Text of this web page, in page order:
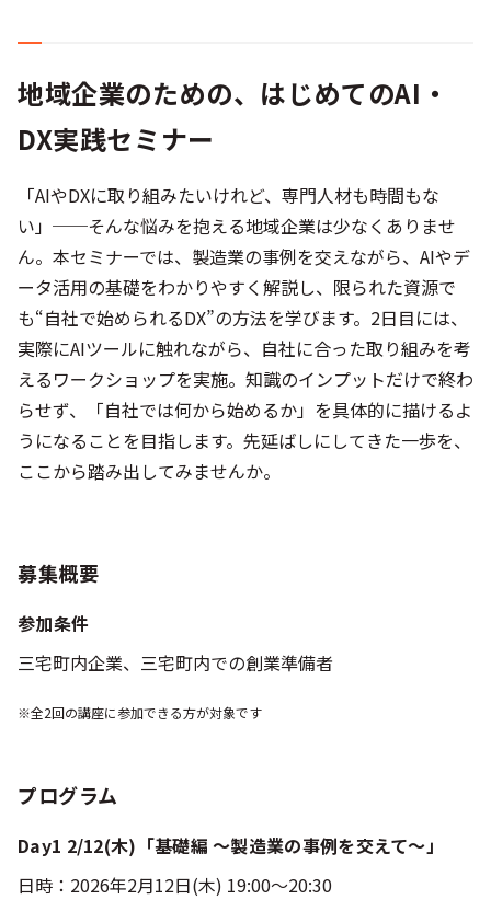
地域企業のための、はじめてのAI・
DX実践セミナー
「AIやDXに取り組みたいけれど、専門人材も時間もな
い」──そんな悩みを抱える地域企業は少なくありませ
ん。本セミナーでは、製造業の事例を交えながら、AIやデ
ータ活用の基礎をわかりやすく解説し、限られた資源で
も“自社で始められるDX”の方法を学びます。2日目には、
実際にAIツールに触れながら、自社に合った取り組みを考
えるワークショップを実施。知識のインプットだけで終わ
らせず、「自社では何から始めるか」を具体的に描けるよ
うになることを目指します。先延ばしにしてきた一歩を、
ここから踏み出してみませんか。
募集概要
参加条件
三宅町内企業、三宅町内での創業準備者
※全2回の講座に参加できる方が対象です
プログラム
Day1 2/12(木)「基礎編 ～製造業の事例を交えて～」
日時：2026年2月12日(木) 19:00〜20:30